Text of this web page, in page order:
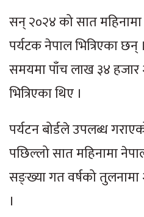
सन् २०२४ को सात
पर्यटक नेपाल भित्रिएका
समयमा पाँच लाख ३४ हजार
भित्रिएका थिए ।
पर्यटन बोर्डले उपलब्ध
पछिल्लो सात महिनामा
सङ्ख्या गत वर्षको तुलनामा
।